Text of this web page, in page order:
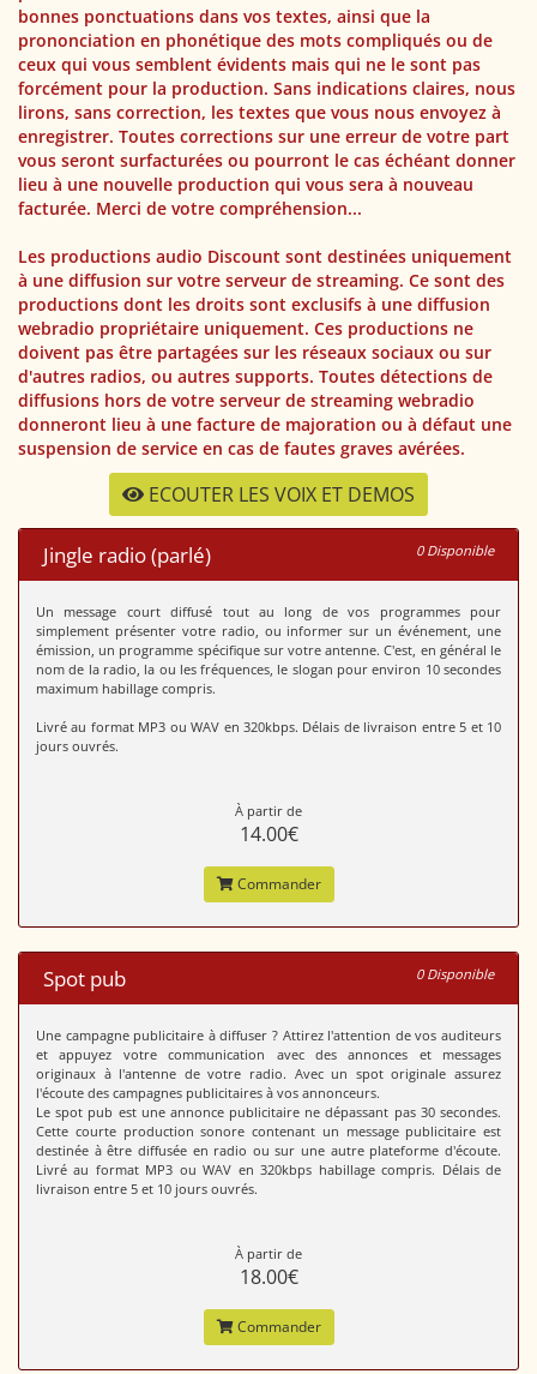
bonnes ponctuations dans vos textes, ainsi que la
prononciation en phonétique des mots compliqués ou de
ceux qui vous semblent évidents mais qui ne le sont pas
forcément pour la production. Sans indications claires, nous
lirons, sans correction, les textes que vous nous envoyez à
enregistrer. Toutes corrections sur une erreur de votre part
vous seront surfacturées ou pourront le cas échéant donner
lieu à une nouvelle production qui vous sera à nouveau
facturée. Merci de votre compréhension...
Les productions audio Discount sont destinées uniquement
à une diffusion sur votre serveur de streaming. Ce sont des
productions dont les droits sont exclusifs à une diffusion
webradio propriétaire uniquement. Ces productions ne
doivent pas être partagées sur les réseaux sociaux ou sur
d'autres radios, ou autres supports. Toutes détections de
diffusions hors de votre serveur de streaming webradio
donneront lieu à une facture de majoration ou à défaut une
suspension de service en cas de fautes graves avérées.
ECOUTER LES VOIX ET DEMOS
Jingle radio (parlé) 0 Disponible
Un message court diffusé tout au long de vos programmes pour
simplement présenter votre radio, ou informer sur un événement, une
émission, un programme spécifique sur votre antenne. C'est, en général le
nom de la radio, la ou les fréquences, le slogan pour environ 10 secondes
maximum habillage compris.
Livré au format MP3 ou WAV en 320kbps. Délais de livraison entre 5 et 10
jours ouvrés.
À partir de
14.00€
Commander
Spot pub 0 Disponible
Une campagne publicitaire à diffuser ? Attirez l'attention de vos auditeurs
et appuyez votre communication avec des annonces et messages
originaux à l'antenne de votre radio. Avec un spot originale assurez
l'écoute des campagnes publicitaires à vos annonceurs.
Le spot pub est une annonce publicitaire ne dépassant pas 30 secondes.
Cette courte production sonore contenant un message publicitaire est
destinée à être diffusée en radio ou sur une autre plateforme d'écoute.
Livré au format MP3 ou WAV en 320kbps habillage compris. Délais de
livraison entre 5 et 10 jours ouvrés.
À partir de
18.00€
Commander